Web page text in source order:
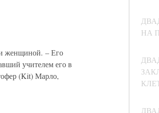
НА
женщиной. – Его
учителем его в
(Kit) Марло,